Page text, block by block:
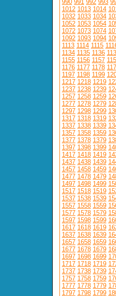
990 991 992 993
1012 1013 1014
1032 1033 1034
1052 1053 1054
1072 1073 1074
1092 1093 1094
1113 1114 1115
1134 1135 1136
1155 1156 1157
1176 1177 1178
1197 1198 1199
1217 1218 1219
1237 1238 1239
1257 1258 1259
1277 1278 1279
1297 1298 1299
1317 1318 1319
1337 1338 1339
1357 1358 1359
1377 1378 1379
1397 1398 1399
1417 1418 1419
1437 1438 1439
1457 1458 1459
1477 1478 1479
1497 1498 1499
1517 1518 1519
1537 1538 1539
1557 1558 1559
1577 1578 1579
1597 1598 1599
1617 1618 1619
1637 1638 1639
1657 1658 1659
1677 1678 1679
1697 1698 1699
1717 1718 1719
1737 1738 1739
1757 1758 1759
1777 1778 1779
1797 1798 1799